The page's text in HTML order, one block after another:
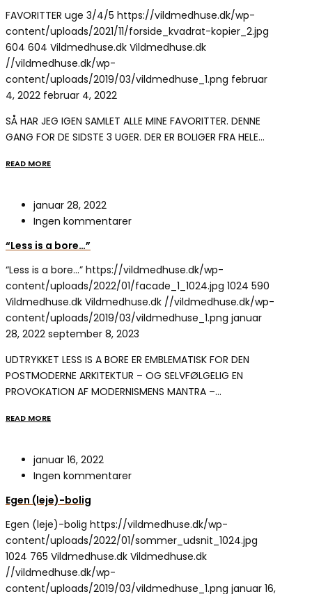
FAVORITTER uge 3/4/5 https://vildmedhuse.dk/wp-
content/uploads/2021/11/forside_kvadrat-kopier_2.jpg
604 604 Vildmedhuse.dk Vildmedhuse.dk
//vildmedhuse.dk/wp-
content/uploads/2019/03/vildmedhuse_1.png februar
4, 2022 februar 4, 2022
SÅ HAR JEG IGEN SAMLET ALLE MINE FAVORITTER. DENNE
GANG FOR DE SIDSTE 3 UGER. DER ER BOLIGER FRA HELE…
READ MORE
januar 28, 2022
Ingen kommentarer
“Less is a bore…”
“Less is a bore…” https://vildmedhuse.dk/wp-
content/uploads/2022/01/facade_1_1024.jpg 1024 590
Vildmedhuse.dk Vildmedhuse.dk //vildmedhuse.dk/wp-
content/uploads/2019/03/vildmedhuse_1.png januar
28, 2022 september 8, 2023
UDTRYKKET LESS IS A BORE ER EMBLEMATISK FOR DEN
POSTMODERNE ARKITEKTUR – OG SELVFØLGELIG EN
PROVOKATION AF MODERNISMENS MANTRA –…
READ MORE
januar 16, 2022
Ingen kommentarer
Egen (leje)-bolig
Egen (leje)-bolig https://vildmedhuse.dk/wp-
content/uploads/2022/01/sommer_udsnit_1024.jpg
1024 765 Vildmedhuse.dk Vildmedhuse.dk
//vildmedhuse.dk/wp-
content/uploads/2019/03/vildmedhuse_1.png januar 16,